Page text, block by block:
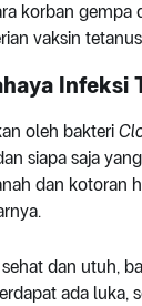
korban gempa
vaksin
Infeksi
oleh bakteri
siapa saja
dan kotoran
dan utuh,
ada luka,